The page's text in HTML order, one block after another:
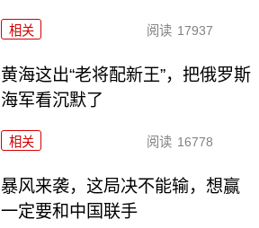
相关 阅读 17937
黄海这出“老将配新王”，把俄罗斯
海军看沉默了
相关 阅读 16778
暴风来袭，这局决不能输，想赢
一定要和中国联手